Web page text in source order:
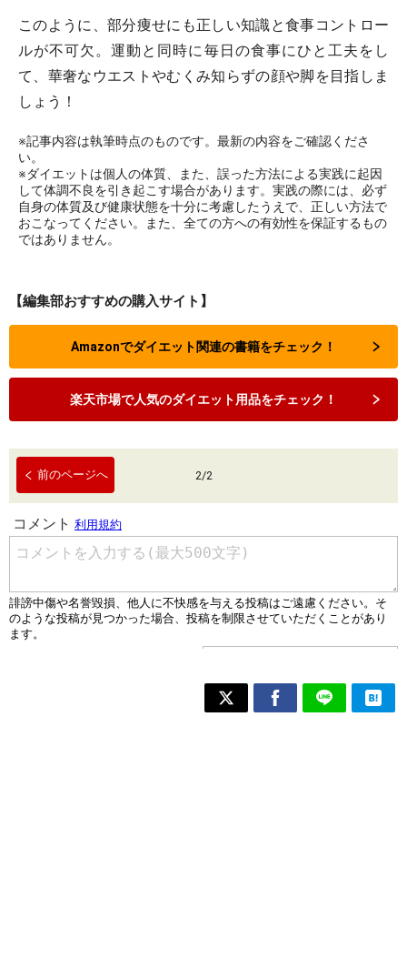
このように、部分痩せにも正しい知識と食事コントロー
ルが不可欠。運動と同時に毎日の食事にひと工夫をし
て、華奢なウエストやむくみ知らずの顔や脚を目指しま
しょう！
※記事内容は執筆時点のものです。最新の内容をご確認くださ
い。
※ダイエットは個人の体質、また、誤った方法による実践に起因
して体調不良を引き起こす場合があります。実践の際には、必ず
自身の体質及び健康状態を十分に考慮したうえで、正しい方法で
おこなってください。また、全ての方への有効性を保証するもの
ではありません。
【編集部おすすめの購入サイト】
Amazonでダイエット関連の書籍をチェック！
楽天市場で人気のダイエット用品をチェック！
前のページへ 2/2